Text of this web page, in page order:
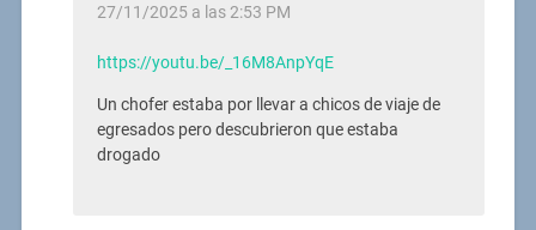
27/11/2025 a las 2:53 PM
https://youtu.be/_16M8AnpYqE
Un chofer estaba por llevar a chicos de viaje de
egresados pero descubrieron que estaba
drogado